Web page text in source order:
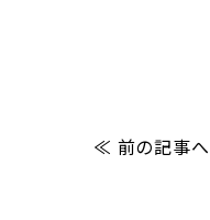
≪ 前の記事へ